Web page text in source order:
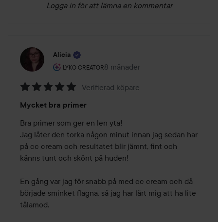
Logga in för att lämna en kommentar
Alicia
LYKO CREATOR
Användarens roll: Lyko Creator.
8 månader
Inlägget skapades 8 månader
5
av
5
Verifierad köpare
Mycket bra primer
Bra primer som ger en len yta!
Jag låter den torka någon minut innan jag sedan har
på cc cream och resultatet blir jämnt, fint och
känns tunt och skönt på huden!
En gång var jag för snabb på med cc cream och då
började sminket flagna, så jag har lärt mig att ha lite
tålamod.